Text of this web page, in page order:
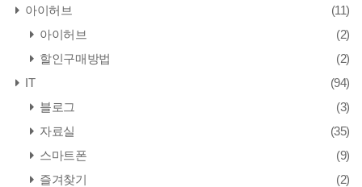
아이허브
(11)
아이허브
(2)
할인구매방법
(2)
IT
(94)
블로그
(3)
자료실
(35)
스마트폰
(9)
즐겨찾기
(2)